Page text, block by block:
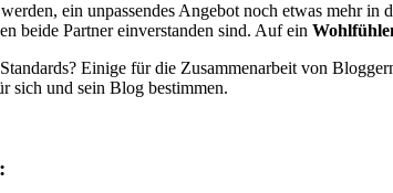
ein unpassendes Angebot noch etwas mehr
beide Partner einverstanden sind. Auf ein
Einige für die Zusammenarbeit von
sich und sein Blog bestimmen.